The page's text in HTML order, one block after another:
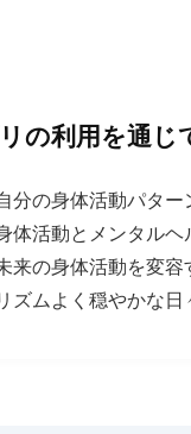
の利用を通じ
分の身体活動パタ
体活動とメンタル
来の身体活動を変容
ズムよく穏やかな